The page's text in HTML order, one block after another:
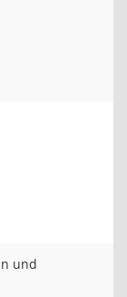
und